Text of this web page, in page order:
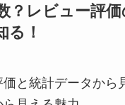
？レビュー評
る！
価と統計データから